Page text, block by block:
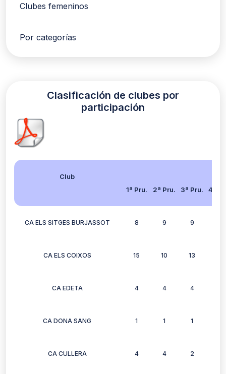
Clubes femeninos
Por categorías
Clasificación de clubes por
participación
Club
1ª Pru.
2ª Pru. 3ª Pru. 4ª
CA ELS SITGES BURJASSOT 8 9 9
CA ELS COIXOS 15 10 13
CA EDETA 4 4 4
CA DONA SANG 1 1 1
CA CULLERA 4 4 2